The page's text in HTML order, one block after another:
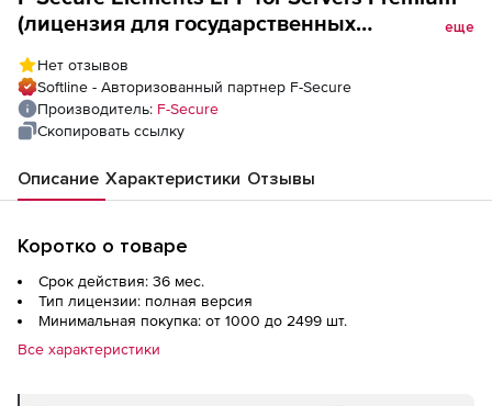
(лицензия для государственных
3 года. Количество лицензий
еще
Нет отзывов
Softline - Авторизованный партнер F-Secure
Производитель: F-Secure
Скопировать ссылку
Описание Характеристики Отзывы
Коротко о товаре
Срок действия: 36 мес.
Тип лицензии: полная версия
Минимальная покупка: от 1000 до 2499 шт.
Все характеристики